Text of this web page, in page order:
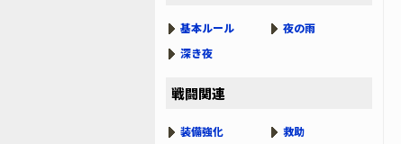
基本ルール
夜の雨
深き夜
戦闘関連
装備強化
救助